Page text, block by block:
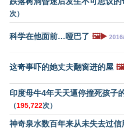
次）
科学在他面前…哑巴了 🖼️▶️
这奇事吓的她丈夫翻窗进的屋 🖼️
印度母牛4年天天逼停撞死孩子
（195,722次）
神奇泉水数百年来从未失去过信